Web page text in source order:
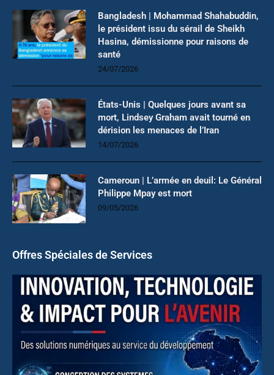
Bangladesh | Mohammad Shahabuddin,
le président issu du sérail de Sheikh
Hasina, démissionne pour raisons de
santé
24/07/2026
États-Unis | Quelques jours avant sa
mort, Lindsey Graham avait tourné en
dérision les menaces de l’Iran
14/07/2026
Cameroun | L’armée en deuil: Le Général
Philippe Mpay est mort
09/05/2026
Offres Spéciales de Services